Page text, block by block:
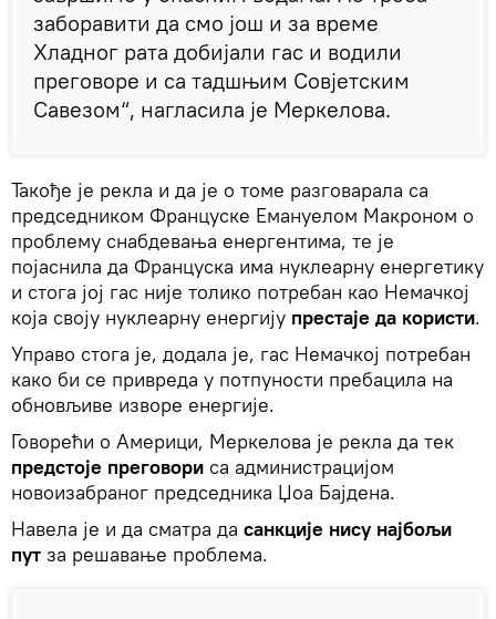
заборавити да смо још и за време
Хладног рата добијали гас и водили
преговоре и са тадшњим Совјетским
Савезом“, нагласила је Меркелова.
Такође је рекла и да је о томе разговарала са
председником Француске Емануелом Макроном о
проблему снабдевања енергентима, те је
појаснила да Француска има нуклеарну енергетику
и стога јој гас није толико потребан као Немачкој
која своју нуклеарну енергију престаје да користи.
Управо стога је, додала је, гас Немачкој потребан
како би се привреда у потпуности пребацила на
обновљиве изворе енергије.
Говорећи о Америци, Меркелова је рекла да тек
предстоје преговори са администрацијом
новоизабраног председника Џоа Бајдена.
Навела је и да сматра да санкције нису најбољи
пут за решавање проблема.